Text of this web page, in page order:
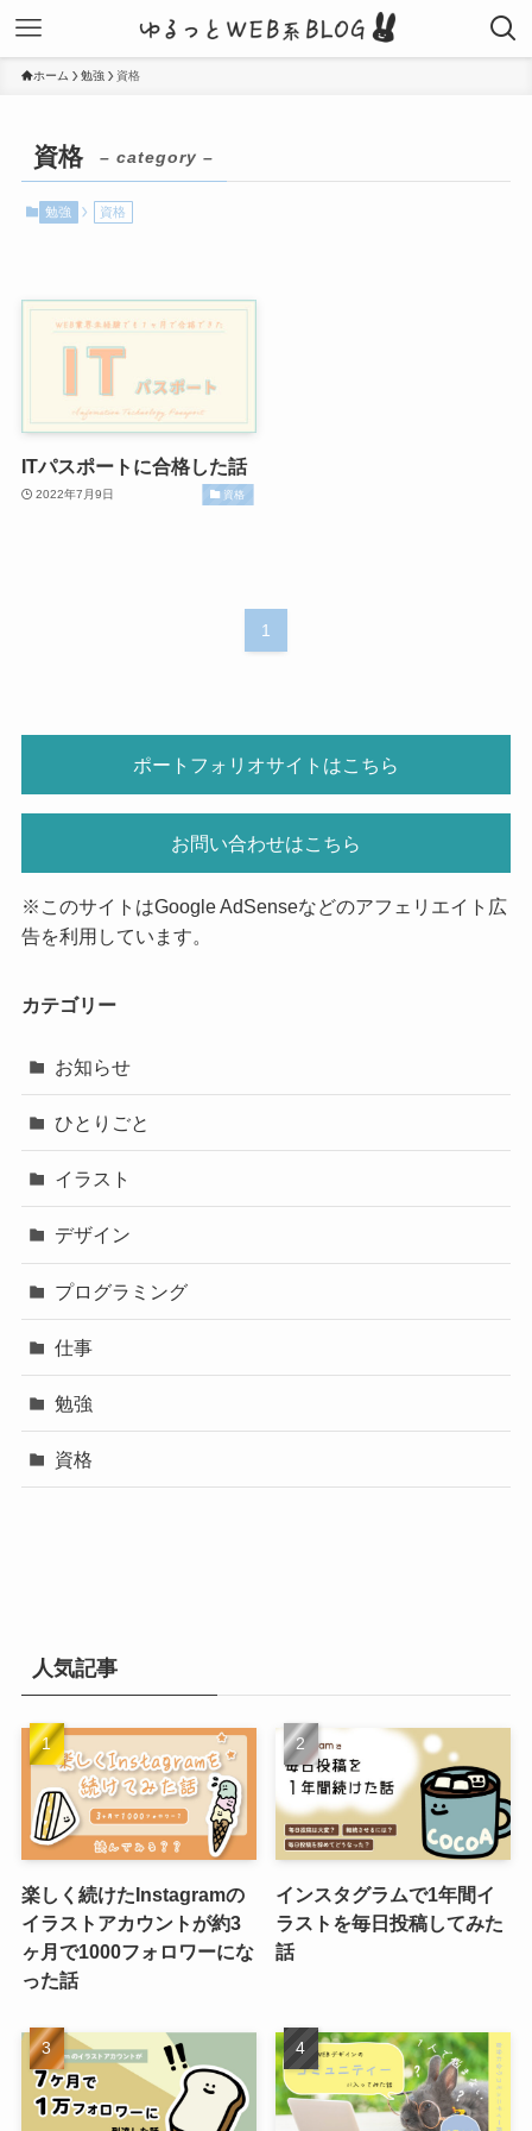
ホーム 勉強 資格
資格 – category –
勉強 資格
ITパスポートに合格した話
2022年7月9日 資格
1
ポートフォリオサイトはこちら
お問い合わせはこちら
※このサイトはGoogle AdSenseなどのアフェリエイト広
告を利用しています。
カテゴリー
お知らせ
ひとりごと
イラスト
デザイン
プログラミング
仕事
勉強
資格
人気記事
楽しく続けたInstagramの
イラストアカウントが約3
ヶ月で1000フォロワーにな
った話
インスタグラムで1年間イ
ラストを毎日投稿してみた
話